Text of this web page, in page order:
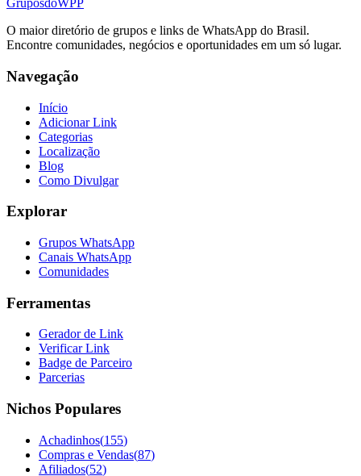
GruposdoWPP
O maior diretório de grupos e links de WhatsApp do Brasil.
Encontre comunidades, negócios e oportunidades em um só lugar.
Navegação
Início
Adicionar Link
Categorias
Localização
Blog
Como Divulgar
Explorar
Grupos WhatsApp
Canais WhatsApp
Comunidades
Ferramentas
Gerador de Link
Verificar Link
Badge de Parceiro
Parcerias
Nichos Populares
Achadinhos(155)
Compras e Vendas(87)
Afiliados(52)